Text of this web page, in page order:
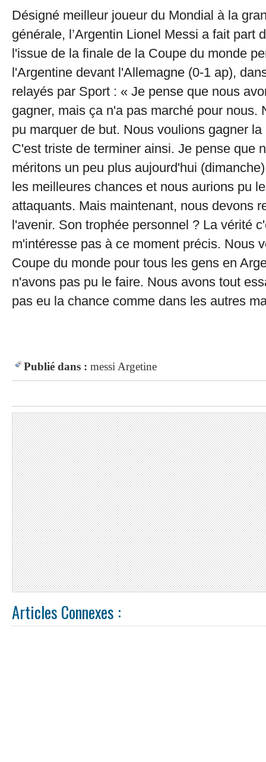
Désigné meilleur joueur du Mondial à la
générale, l’Argentin Lionel Messi a fait part
l'issue de la finale de la Coupe du monde
l'Argentine devant l'Allemagne (0-1 ap),
relayés par Sport : « Je pense que nous
gagner, mais ça n'a pas marché pour nous.
pu marquer de but. Nous voulions gagner
C'est triste de terminer ainsi. Je pense que
méritons un peu plus aujourd'hui
les meilleures chances et nous aurions pu
attaquants. Mais maintenant, nous devons
l'avenir. Son trophée personnel ? La vérité
m'intéresse pas à ce moment précis. Nous
Coupe du monde pour tous les gens en
n'avons pas pu le faire. Nous avons tout
pas eu la chance comme dans les autres
Publié dans : messi Argetine
Articles Connexes :